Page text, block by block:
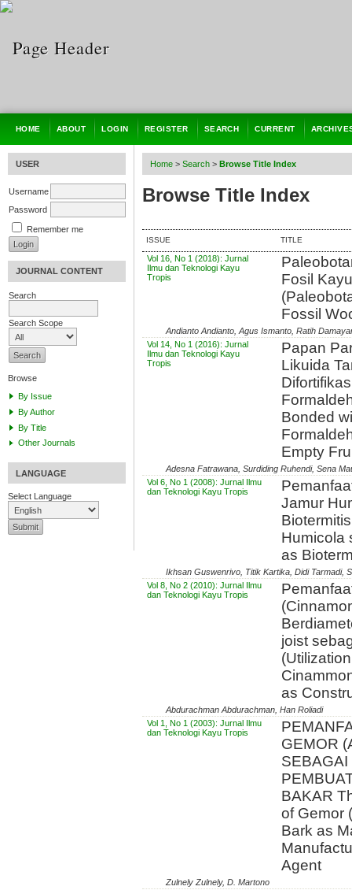
USER
Username
Password
Remember me
JOURNAL CONTENT
Search
Search Scope
Browse
By Issue
By Author
By Title
Other Journals
LANGUAGE
Select Language
HOME ABOUT LOGIN REGISTER SEARCH CURRENT
Home > Search > Browse Title Index
Browse Title Index
ISSUE TITLE
Vol 16, No 1 (2018): Jurnal
Ilmu dan Teknologi Kayu
Tropis
Fosil
Fossil
Andianto Andianto, Agus Ismanto, Ratih
Vol 14, No 1 (2016): Jurnal
Ilmu dan Teknologi Kayu
Tropis
Papan
Likuida
Bonded
Empty
Adesna Fatrawana, Surdiding Ruhendi, Sena
Vol 6, No 1 (2008): Jurnal Ilmu
dan Teknologi Kayu Tropis
Jamur
Humicola
as
Ikhsan Guswenrivo, Titik Kartika, Didi Tarmadi,
Vol 8, No 2 (2010): Jurnal Ilmu
dan Teknologi Kayu Tropis
joist
as
Abdurachman Abdurachman, Han Roliadi
Vol 1, No 1 (2003): Jurnal Ilmu
dan Teknologi Kayu Tropis
GEMOR
BAKAR
of Gemor
Bark as
Agent
Zulnely Zulnely, D. Martono